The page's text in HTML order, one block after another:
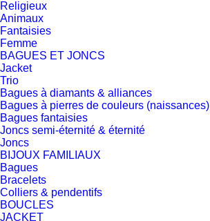
Religieux
Animaux
Fantaisies
Femme
BAGUES ET JONCS
Jacket
Trio
Bagues à diamants & alliances
Bagues à pierres de couleurs (naissances)
Bagues fantaisies
Joncs semi-éternité & éternité
Joncs
BIJOUX FAMILIAUX
Bagues
Bracelets
Colliers & pendentifs
BOUCLES
JACKET